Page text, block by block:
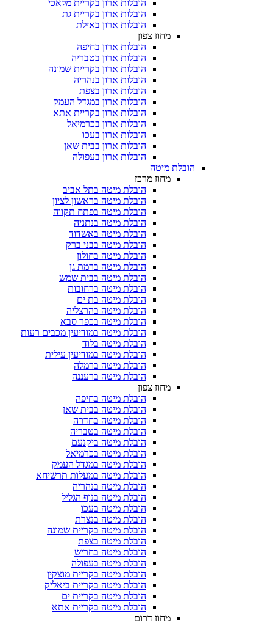
הובלות ארון בקריית מלאכי
הובלות ארון בקריית גת
הובלות ארון באילת
מחוז צפון
הובלות ארון בחיפה
הובלות ארון בטבריה
הובלות ארון בקריית שמונה
הובלות ארון בנהריה
הובלות ארון בצפת
הובלות ארון במגדל העמק
הובלות ארון בקריית אתא
הובלות ארון בכרמיאל
הובלות ארון בעכו
הובלות ארון בבית שאן
הובלות ארון בעפולה
הובלת מיטה
מחוז מרכז
הובלת מיטה בתל אביב
הובלת מיטה בראשון לציון
הובלת מיטה בפתח תקווה
הובלת מיטה בנתניה
הובלת מיטה באשדוד
הובלת מיטה בבני ברק
הובלת מיטה בחולון
הובלת מיטה ברמת גן
הובלת מיטה בבית שמש
הובלת מיטה ברחובות
הובלת מיטה בת ים
הובלת מיטה בהרצליה
הובלת מיטה בכפר סבא
הובלת מיטה במודיעין מכבים רעות
הובלת מיטה בלוד
הובלת מיטה במודיעין עילית
הובלת מיטה ברמלה
הובלת מיטה ברעננה
מחוז צפון
הובלת מיטה בחיפה
הובלת מיטה בבית שאן
הובלת מיטה בחדרה
הובלת מיטה בטבריה
הובלת מיטה ביקנעם
הובלת מיטה בכרמיאל
הובלת מיטה במגדל העמק
הובלת מיטה במעלות תרשיחא
הובלת מיטה בנהריה
הובלת מיטה בנוף הגליל
הובלת מיטה בעכו
הובלת מיטה בנצרת
הובלת מיטה בקריית שמונה
הובלת מיטה בצפת
הובלת מיטה בחריש
הובלת מיטה בעפולה
הובלת מיטה בקריית מוצקין
הובלת מיטה בקריית ביאליק
הובלת מיטה בקריית ים
הובלת מיטה בקריית אתא
מחוז דרום